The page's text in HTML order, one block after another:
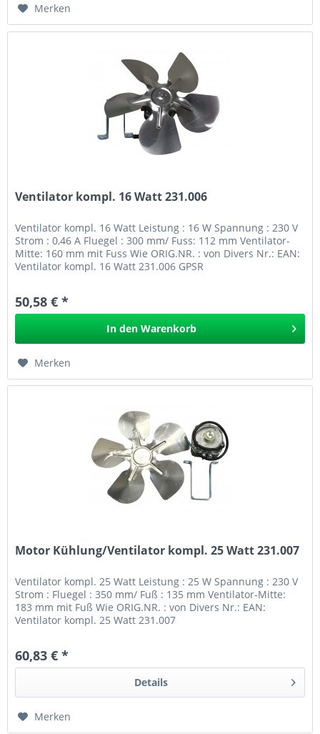
Merken
Ventilator kompl. 16 Watt 231.006
Ventilator kompl. 16 Watt Leistung : 16 W Spannung : 230 V
Strom : 0,46 A Fluegel : 300 mm/ Fuss: 112 mm Ventilator-
Mitte: 160 mm mit Fuss Wie ORIG.NR. : von Divers Nr.: EAN:
Ventilator kompl. 16 Watt 231.006 GPSR
50,58 € *
In den Warenkorb
Merken
Motor Kühlung/Ventilator kompl. 25 Watt 231.007
Ventilator kompl. 25 Watt Leistung : 25 W Spannung : 230 V
Strom : Fluegel : 350 mm/ Fuß : 135 mm Ventilator-Mitte:
183 mm mit Fuß Wie ORIG.NR. : von Divers Nr.: EAN:
Ventilator kompl. 25 Watt 231.007
60,83 € *
Details
Merken